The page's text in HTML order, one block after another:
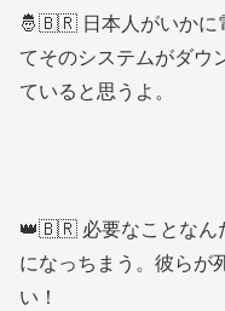
🤴🇧🇷 日本人がいかに
てそのシステムがダウ
ていると思うよ。
👑🇧🇷 必要なことなん
になっちまう。彼らが
い！